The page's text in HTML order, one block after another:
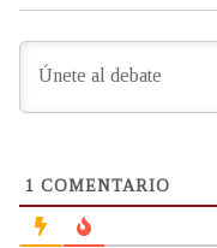
1 COMENTARIO